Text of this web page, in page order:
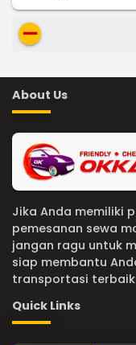
remove
About Us
Jika Anda memiliki
pemesanan sewa
jangan ragu untuk
siap membantu
transportasi terbaik
Quick Links